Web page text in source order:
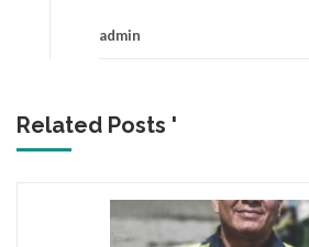
admin
Related Posts '